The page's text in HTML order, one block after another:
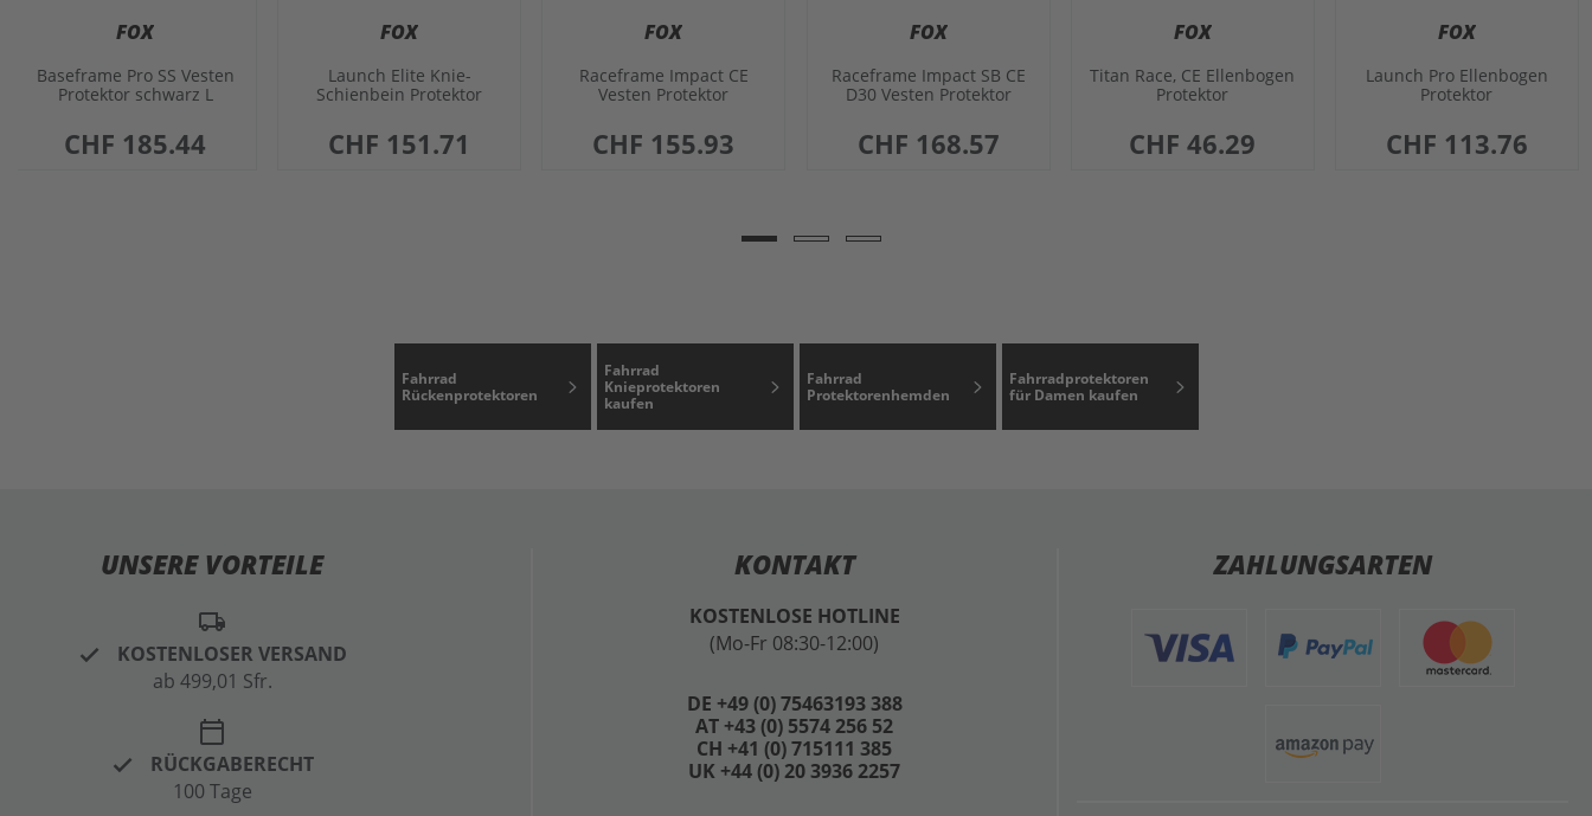
FOX
Baseframe Pro SS Vesten
Protektor schwarz L
CHF 185.44
FOX
Launch Elite Knie-
Schienbein Protektor
CHF 151.71
FOX
Raceframe Impact CE
Vesten Protektor
CHF 155.93
FOX
Raceframe Impact SB CE
D30 Vesten Protektor
CHF 168.57
FOX
Titan Race, CE Ellenbogen
Protektor
CHF 46.29
FOX
Launch Pro Ellenbogen
Protektor
CHF 113.76
Fahrrad
Rückenprotektoren
Fahrrad
Knieprotektoren
kaufen
Fahrrad
Protektorenhemden
Fahrradprotektoren
für Damen kaufen
UNSERE VORTEILE
local_shipping
KOSTENLOSER VERSAND
ab 499,01 Sfr.
calendar_today
RÜCKGABERECHT
100 Tage
KONTAKT
KOSTENLOSE HOTLINE
(Mo-Fr 08:30-12:00)
DE +49 (0) 75463193 388
AT +43 (0) 5574 256 52
CH +41 (0) 715111 385
UK +44 (0) 20 3936 2257
ZAHLUNGSARTEN